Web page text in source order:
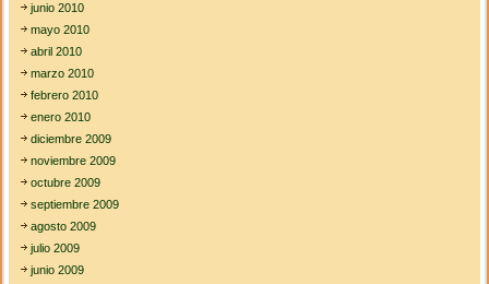
junio 2010
mayo 2010
abril 2010
marzo 2010
febrero 2010
enero 2010
diciembre 2009
noviembre 2009
octubre 2009
septiembre 2009
agosto 2009
julio 2009
junio 2009